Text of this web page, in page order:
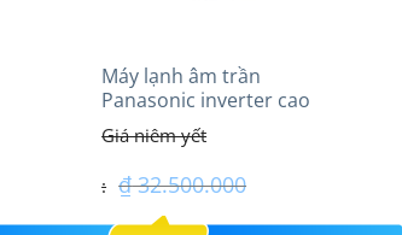
Máy lạnh âm trần
Panasonic inverter cao
cấp (3.0Hp) S-
2430PU3HA/U-24PRH1H5
₫32.500.000